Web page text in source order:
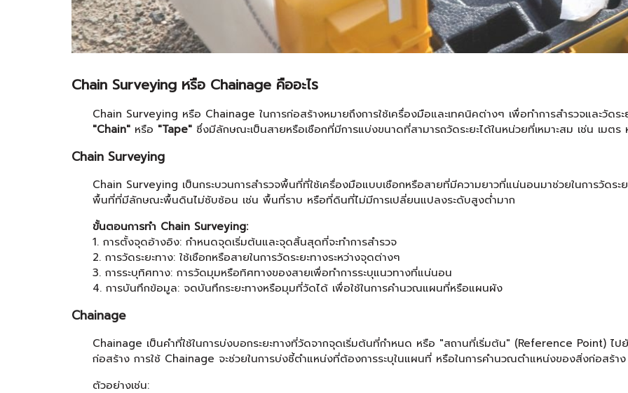
Chain Surveying หรือ Chainage คืออะไร
Chain Surveying หรือ Chainage ในการก่อสร้างหมายถึงการใช้เครื่องมือและเทคนิคต่างๆ เพื่อทำการสำรวจและวัดร
"Chain" หรือ "Tape" ซึ่งมีลักษณะเป็นสายหรือเชือกที่มีการแบ่งขนาดที่สามารถวัดระยะได้ในหน่วยที่เหมาะสม เช่น เมต
Chain Surveying
Chain Surveying เป็นกระบวนการสำรวจพื้นที่ที่ใช้เครื่องมือแบบเชือกหรือสายที่มีความยาวที่แน่นอนมาช่วยในการวัดร
พื้นที่ที่มีลักษณะพื้นดินไม่ซับซ้อน เช่น พื้นที่ราบ หรือที่ดินที่ไม่มีการเปลี่ยนแปลงระดับสูงต่ำมาก
ขั้นตอนการทำ Chain Surveying:
1. การตั้งจุดอ้างอิง: กำหนดจุดเริ่มต้นและจุดสิ้นสุดที่จะทำการสำรวจ
2. การวัดระยะทาง: ใช้เชือกหรือสายในการวัดระยะทางระหว่างจุดต่างๆ
3. การระบุทิศทาง: การวัดมุมหรือทิศทางของสายเพื่อทำการระบุแนวทางที่แน่นอน
4. การบันทึกข้อมูล: จดบันทึกระยะทางหรือมุมที่วัดได้ เพื่อใช้ในการคำนวณแผนที่หรือแผนผัง
Chainage
Chainage เป็นคำที่ใช้ในการบ่งบอกระยะทางที่วัดจากจุดเริ่มต้นที่กำหนด หรือ "สถานที่เริ่มต้น" (Reference Point) ไป
ก่อสร้าง การใช้ Chainage จะช่วยในการบ่งชี้ตำแหน่งที่ต้องการระบุในแผนที่ หรือในการคำนวณตำแหน่งของสิ่งก่อสร้
ตัวอย่างเช่น: